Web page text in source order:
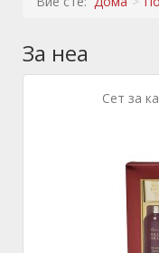
За неа
Сет за